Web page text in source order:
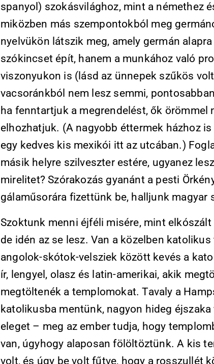
spanyol) szokásvilághoz, mint a némethez
miközben más szempontokból meg
nyelvükön látszik meg, amely germán
szókincset épít, hanem a munkához való
viszonyukon is (lásd az ünnepek szűkös
vacsoránkból nem lesz semmi,
ha fenntartjuk a megrendelést, ők örömmel
elhozhatjuk. (A nagyobb éttermek házhoz
egy kedves kis mexikói itt az utcában.)
másik helyre szilveszter estére, ugyanez
mirelitet? Szórakozás gyanánt a pesti
gálaműsorára fizettünk be, halljunk magyar
Szoktunk menni éjféli misére, mint
de idén az se lesz. Van a közelben
angolok-skótok-velsziek között kevés a
ír, lengyel, olasz és latin-amerikai, akik
megtöltenék a templomokat. Tavaly a
katolikusba mentünk, nagyon hideg
eleget – meg az ember tudja, hogy
van, úgyhogy alaposan fölöltöztünk. A kis
volt, és úgy be volt fűtve, hogy a rosszullét